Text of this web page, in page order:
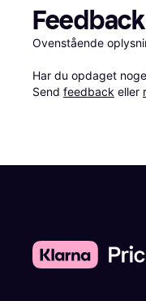
Feedback
Ovenstående
Har du opdaget
Send feedback eller